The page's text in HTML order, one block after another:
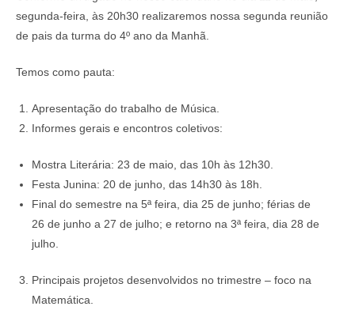
segunda-feira, às 20h30 realizaremos nossa segunda reunião
de pais da turma do 4º ano da Manhã.
Temos como pauta:
Apresentação do trabalho de Música.
Informes gerais e encontros coletivos:
Mostra Literária: 23 de maio, das 10h às 12h30.
Festa Junina: 20 de junho, das 14h30 às 18h.
Final do semestre na 5ª feira, dia 25 de junho; férias de
26 de junho a 27 de julho; e retorno na 3ª feira, dia 28 de
julho.
Principais projetos desenvolvidos no trimestre – foco na
Matemática.